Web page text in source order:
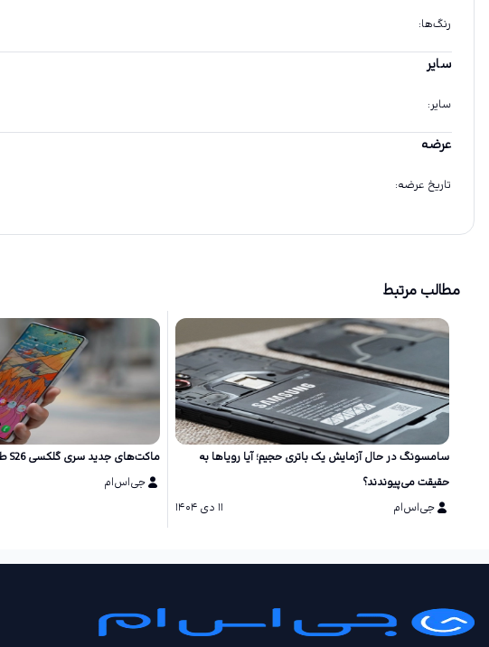
رنگ‌ها:
سایر
سایر:
عرضه
تاریخ عرضه:
مطالب مرتبط
سامسونگ در حال آزمایش یک باتری حجیم؛ آیا رویاها به
حقیقت می‌پیوندند؟
جی‌اس‌ام
۱۱ دی ۱۴۰۴
ماکت‌های جدید سری گلکسی S26 طراحی آن را نشان می‌دهند
جی‌اس‌ام